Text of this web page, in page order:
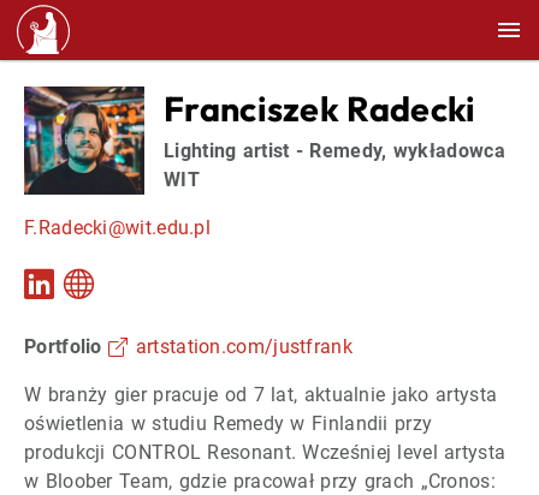
Franciszek Radecki
Lighting artist - Remedy, wykładowca
WIT
F.Radecki@wit.edu.pl
Portfolio artstation.com/justfrank
W branży gier pracuje od 7 lat, aktualnie jako artysta
oświetlenia w studiu Remedy w Finlandii przy
produkcji CONTROL Resonant. Wcześniej level artysta
w Bloober Team, gdzie pracował przy grach „Cronos: